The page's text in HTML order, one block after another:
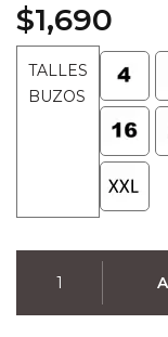
$1,690
TALLES
BUZOS
Beatles